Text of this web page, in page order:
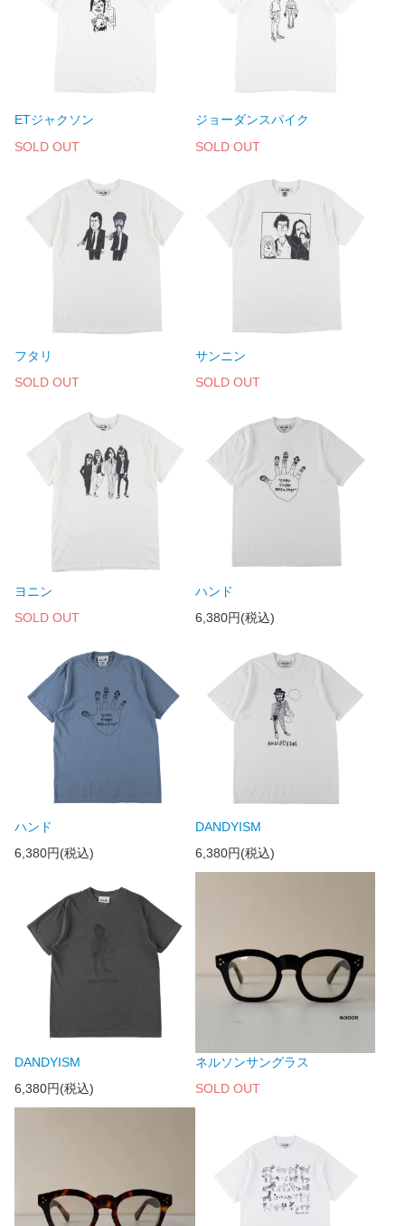
ETジャクソン
SOLD OUT
ジョーダンスパイク
SOLD OUT
フタリ
SOLD OUT
サンニン
SOLD OUT
ヨニン
SOLD OUT
ハンド
6,380円(税込)
ハンド
6,380円(税込)
DANDYISM
6,380円(税込)
DANDYISM
6,380円(税込)
ネルソンサングラス
SOLD OUT